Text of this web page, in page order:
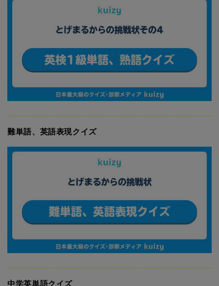
難単語、英語表現クイズ
中学英単語クイズ